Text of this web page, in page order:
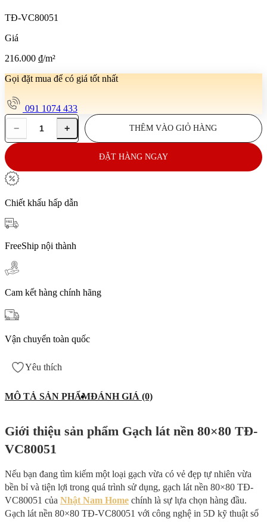
TĐ-VC80051
Giá
216.000 ₫/m²
Gọi đặt mua để có giá tốt nhất
091 1074 433
Gạch
lát
nền
80x80
TĐ-
VC80051
lượng
− + THÊM VÀO GIỎ HÀNG
ĐẶT HÀNG NGAY
Chiết khấu hấp dẫn
FreeShip nội thành
Cam kết hàng chính hãng
Vận chuyển toàn quốc
Yêu thích
MÔ TẢ SẢN PHẨMĐÁNH GIÁ (0)
Giới thiệu sản phẩm Gạch lát nền 80×80 TĐ-
VC80051
Nếu bạn đang tìm kiếm một loại gạch vừa có vẻ đẹp tự nhiên vừa
bền bỉ và tiện lợi trong quá trình sử dụng, gạch lát nền 80×80 TĐ-
VC80051 của Nhật Nam Home chính là sự lựa chọn hàng đầu.
Gạch lát nền 80×80 TĐ-VC80051 với công nghệ in 5D kỹ thuật số